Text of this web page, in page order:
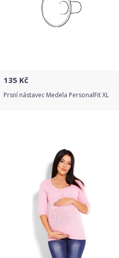
135 Kč
Prsní nástavec Medela PersonalFit XL
Detail produktu